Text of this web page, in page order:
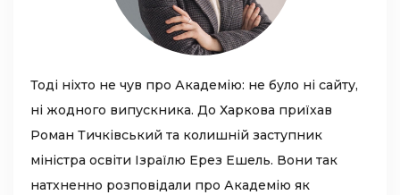
Тоді ніхто не чув про Академію: не було ні сайту,
ні жодного випускника. До Харкова приїхав
Роман Тичківський та колишній заступник
міністра освіти Ізраїлю Ерез Ешель. Вони так
натхненно розповідали про Академію як